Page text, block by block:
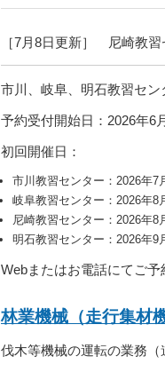
［7月8日更新］ 尼崎教習
市川、岐阜、明石教習セ
予約受付開始日：2026年6
初回開催日：
市川教習センター：2026年7
岐阜教習センター：2026年8
尼崎教習センター：2026年
明石教習センター：2026年9
Webまたはお電話にてご予
林業機械（走行集材
伐木等機械の運転の業務（